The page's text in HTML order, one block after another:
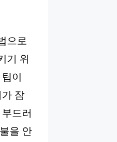
으로
기 위
이
잠
드러
을 안